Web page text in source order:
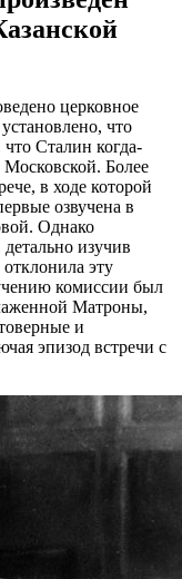
церковное
что
Сталин когда-
Более
в ходе которой
озвучена в
Однако
изучив
эту
комиссии был
Матроны,
и
эпизод встречи с